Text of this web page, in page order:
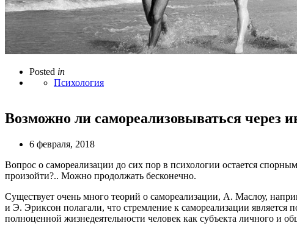
Posted in
Психология
Возможно ли самореализовываться через
6 февраля, 2018
Вопрос о самореализации до сих пор в психологии остается
произойти?.. Можно продолжать бесконечно.
Существует очень много теорий о самореализации, А. Маслоу,
и Э. Эриксон полагали, что стремление к самореализации является
полноценной жизнедеятельности человек как субъекта личного и